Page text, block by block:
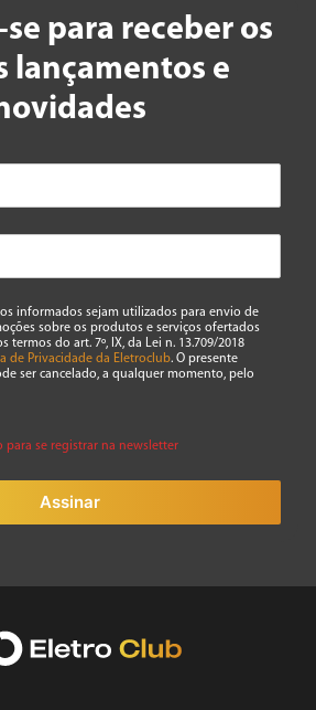
para receber os
lançamentos e
informados sejam utilizados para envio de
sobre os produtos e serviços ofertados
termos do art. 7º, IX, da Lei n. 13.709/2018
de Privacidade da Eletroclub. O presente
ser cancelado, a qualquer momento, pelo
para se registrar na newsletter
Assinar